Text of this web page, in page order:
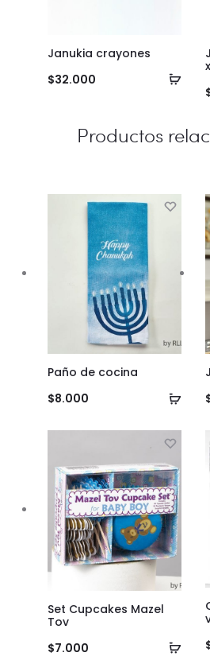
Añadir
Janukia crayones
$32.000
Productos
Paño de cocina
$8.000
Set Cupcakes Mazel
Tov
$7.000